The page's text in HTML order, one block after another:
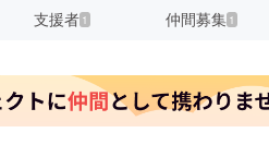
支援者 1 仲間募集 1